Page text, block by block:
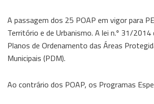
A passagem dos 25 POAP em vigor para
Território e de Urbanismo. A lei n.º 31/
Planos de Ordenamento das Áreas
Municipais (PDM).
Ao contrário dos POAP, os Programas